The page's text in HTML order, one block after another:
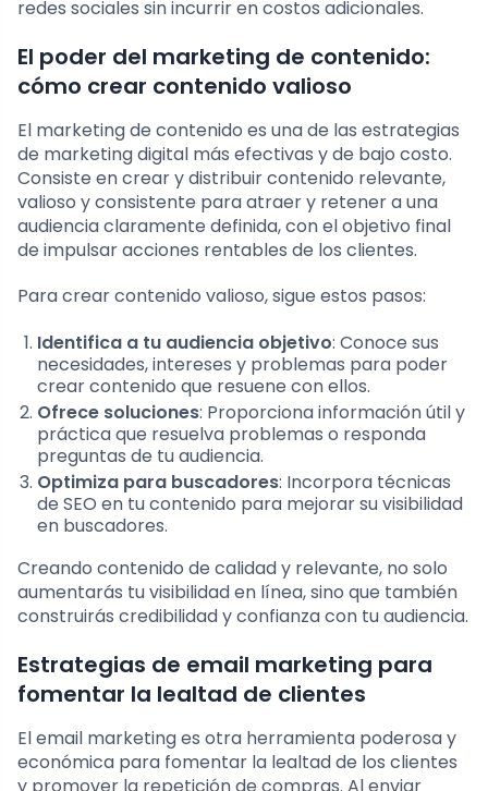
redes sociales sin incurrir en costos adicionales.
El poder del marketing de contenido:
cómo crear contenido valioso
El marketing de contenido es una de las estrategias
de marketing digital más efectivas y de bajo costo.
Consiste en crear y distribuir contenido relevante,
valioso y consistente para atraer y retener a una
audiencia claramente definida, con el objetivo final
de impulsar acciones rentables de los clientes.
Para crear contenido valioso, sigue estos pasos:
Identifica a tu audiencia objetivo: Conoce sus
necesidades, intereses y problemas para poder
crear contenido que resuene con ellos.
Ofrece soluciones: Proporciona información útil y
práctica que resuelva problemas o responda
preguntas de tu audiencia.
Optimiza para buscadores: Incorpora técnicas
de SEO en tu contenido para mejorar su visibilidad
en buscadores.
Creando contenido de calidad y relevante, no solo
aumentarás tu visibilidad en línea, sino que también
construirás credibilidad y confianza con tu audiencia.
Estrategias de email marketing para
fomentar la lealtad de clientes
El email marketing es otra herramienta poderosa y
económica para fomentar la lealtad de los clientes